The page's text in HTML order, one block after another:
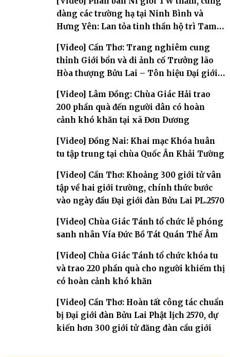
dàng các trường hạ tại Ninh Bình và
Hưng Yên: Lan tỏa tinh thần hộ trì Tam
[Video] Cần Thơ: Trang nghiêm cung
thỉnh Giới bổn và di ảnh cố Trưởng lão
Hòa thượng Bửu Lai – Tôn hiệu Đại giới
[Video] Lâm Đồng: Chùa Giác Hải trao
200 phần quà đến người dân có hoàn
cảnh khó khăn tại xã Đơn Dương
[Video] Đồng Nai: Khai mạc Khóa huân
tu tập trung tại chùa Quốc Ân Khải Tường
[Video] Cần Thơ: Khoảng 300 giới tử vân
tập về hai giới trường, chính thức bước
vào ngày đầu Đại giới đàn Bửu Lai PL.2570
[Video] Chùa Giác Tánh tổ chức lễ phóng
sanh nhân Vía Đức Bồ Tát Quán Thế Âm
[Video] Chùa Giác Tánh tổ chức khóa tu
và trao 220 phần quà cho người khiếm thị
có hoàn cảnh khó khăn
[Video] Cần Thơ: Hoàn tất công tác chuẩn
bị Đại giới đàn Bửu Lai Phật lịch 2570, dự
kiến hơn 300 giới tử đăng đàn cầu giới